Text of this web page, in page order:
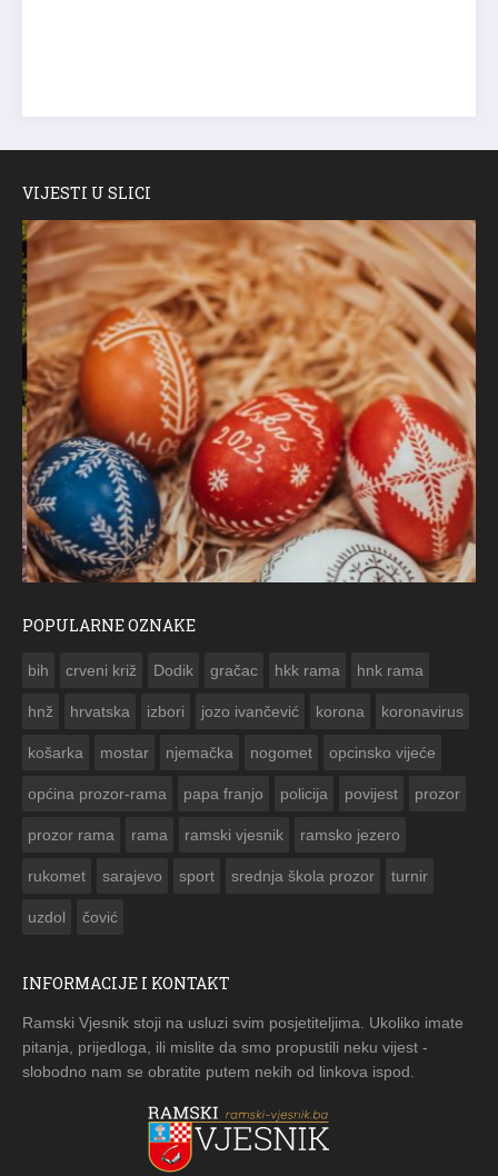
VIJESTI U SLICI
POPULARNE OZNAKE
bih crveni križ Dodik gračac hkk rama hnk rama
hnž hrvatska izbori jozo ivančević korona koronavirus
košarka mostar njemačka nogomet opcinsko vijeće
općina prozor-rama papa franjo policija povijest prozor
prozor rama rama ramski vjesnik ramsko jezero
rukomet sarajevo sport srednja škola prozor turnir
uzdol čović
INFORMACIJE I KONTAKT
Ramski Vjesnik stoji na usluzi svim posjetiteljima. Ukoliko imate
pitanja, prijedloga, ili mislite da smo propustili neku vijest -
slobodno nam se obratite putem nekih od linkova ispod.